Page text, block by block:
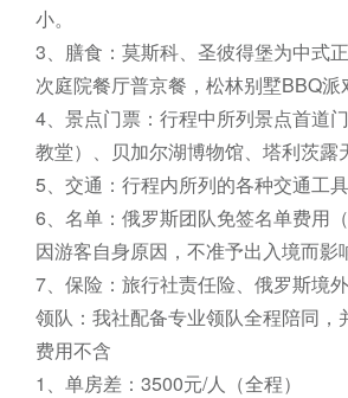
小。
3、膳食：莫斯科、圣彼得堡为中式
次庭院餐厅普京餐，松林别墅BBQ派
4、景点门票：行程中所列景点首道
教堂）、贝加尔湖博物馆、塔利茨
5、交通：行程内所列的各种交通工
6、名单：俄罗斯团队免签名单费用
因游客自身原因，不准予出入境而
7、保险：旅行社责任险、俄罗斯境
领队：我社配备专业领队全程陪同，
费用不含
1、单房差：3500元/人（全程）